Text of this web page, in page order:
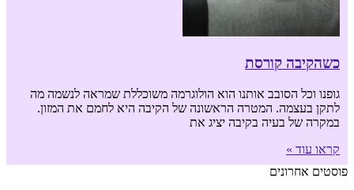
כשהקיבה קורסת
גופנו וכל הסובב אותנו הוא הולוגרמה משוכללת שמראה לנשמה מה
לתקן בעצמה. המטרה הראשונה של הקיבה היא לחמם את המזון.
במקרה של בעיה בקיבה יציג את
קראו עוד »
פוסטים אחרונים